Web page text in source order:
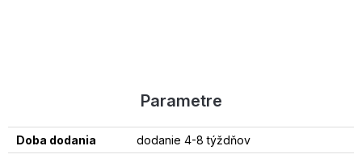
Parametre
Doba dodania dodanie 4-8 týždňov